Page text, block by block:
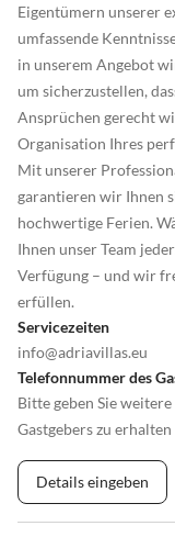
Eigentümern unserer
umfassende
in unserem Angebot
um sicherzustellen,
Ansprüchen gerecht
Organisation Ihres
Mit unserer
garantieren wir Ihnen
hochwertige Ferien.
Ihnen unser Team
Verfügung – und wir
erfüllen.
Servicezeiten
info@adriavillas.eu
Telefonnummer des
Bitte geben Sie
Gastgebers zu erhalten
Details eingeben